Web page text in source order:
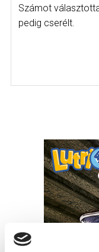
Számot
pedig cserélt.